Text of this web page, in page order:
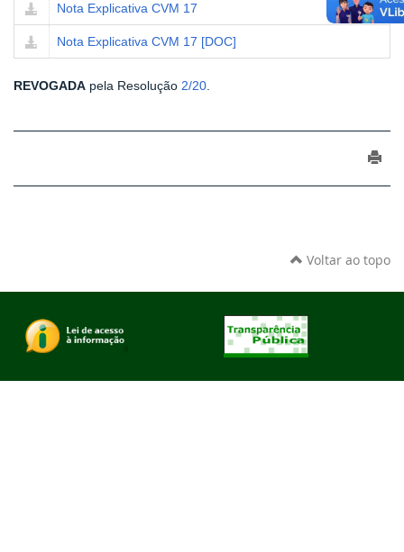
Nota Explicativa CVM 17
Nota Explicativa CVM 17 [DOC]
REVOGADA pela Resolução 2/20
Voltar ao topo